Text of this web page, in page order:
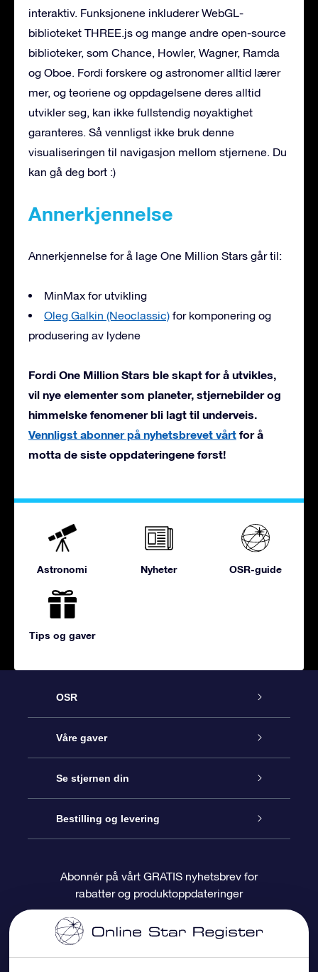
interaktiv. Funksjonene inkluderer WebGL-
biblioteket THREE.js og mange andre open-source
biblioteker, som Chance, Howler, Wagner, Ramda
og Oboe. Fordi forskere og astronomer alltid lærer
mer, og teoriene og oppdagelsene deres alltid
utvikler seg, kan ikke fullstendig nøyaktighet
garanteres. Så vennligst ikke bruk denne
visualiseringen til navigasjon mellom stjernene. Du
kan gå deg bort :)
Annerkjennelse
Annerkjennelse for å lage One Million Stars går til:
MinMax for utvikling
Oleg Galkin (Neoclassic) for komponering og
produsering av lydene
Fordi One Million Stars ble skapt for å utvikles,
vil nye elementer som planeter, stjernebilder og
himmelske fenomener bli lagt til underveis.
Vennligst abonner på nyhetsbrevet vårt for å
motta de siste oppdateringene først!
Astronomi Nyheter OSR-guide
Tips og gaver
OSR
Kundeservice
Kontakt oss
Bloggen
Anmeldelser
Våre gaver
Online Stjernegave
OSR Gavepakke
OSR-gavekortet
Bedriftsgaver
Se stjernen din
Star Register
Pesontilpasset stjerneside
One Million Stars
Bestilling og levering
Betalingsinformasjon
Fraktinformasjon
Abonnér på vårt GRATIS nyhetsbrev for
rabatter og produktoppdateringer